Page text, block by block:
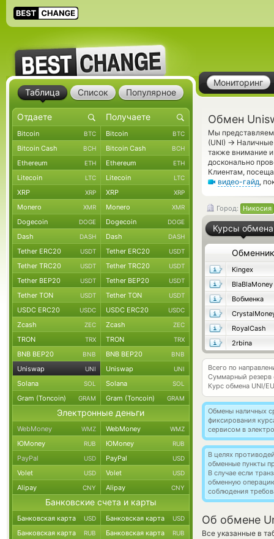
Мониторинг
Обмен
Мы представляем
(UNI) → Наличные
также внимание
досконально
Клиентам,
видео-гайд,
Город: Никосия
Курсы обмена
Обменник
Kingex
BlaBlaMoney
Вобменка
RoyalCash
2rbina
Всего по
Суммарный резерв
Курс обмена UNI/
Обмены наличных
фиксирования
сервисом в
В целях
обменные пункты
В случае если
обменную
соблюдения
Об обмене
Все указанные в
Таблица Список Популярное
Bitcoin BTC Bitcoin BTC
Bitcoin Cash BCH Bitcoin Cash BCH
Ethereum ETH Ethereum ETH
Litecoin LTC Litecoin LTC
XRP XRP XRP XRP
Monero XMR Monero XMR
Dogecoin DOGE Dogecoin DOGE
Dash DASH Dash DASH
Tether ERC20 USDT Tether ERC20 USDT
Tether TRC20 USDT Tether TRC20 USDT
Tether BEP20 USDT Tether BEP20 USDT
Tether TON USDT Tether TON USDT
USDC ERC20 USDC USDC ERC20 USDC
Zcash ZEC Zcash ZEC
TRON TRX TRON TRX
BNB BEP20 BNB BNB BEP20 BNB
Uniswap UNI Uniswap UNI
Solana SOL Solana SOL
Gram (Toncoin) GRAM Gram (Toncoin) GRAM
Электронные деньги
WebMoney WMZ WebMoney WMZ
ЮMoney RUB ЮMoney RUB
PayPal USD PayPal USD
Volet USD Volet USD
Alipay CNY Alipay CNY
Банковские счета и карты
Банковская карта USD Банковская карта USD
Банковская карта RUB Банковская карта RUB